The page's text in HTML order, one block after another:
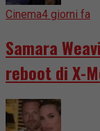
Cinema4 giorni fa
Samara
reboot di X-